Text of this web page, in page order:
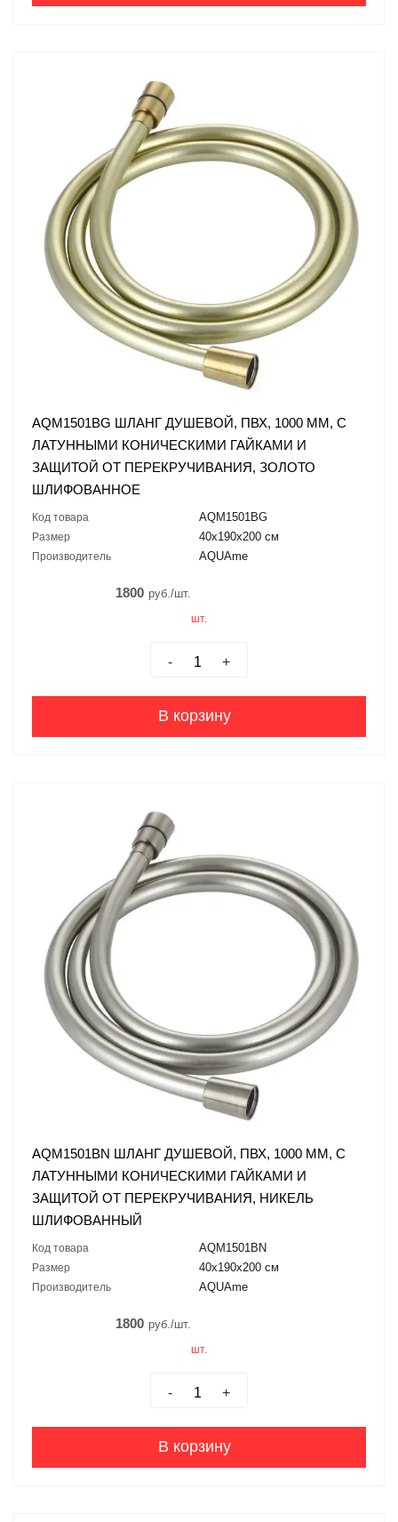
AQM1501BG ШЛАНГ ДУШЕВОЙ, ПВХ, 1000 ММ, С
ЛАТУННЫМИ КОНИЧЕСКИМИ ГАЙКАМИ И
ЗАЩИТОЙ ОТ ПЕРЕКРУЧИВАНИЯ, ЗОЛОТО
ШЛИФОВАННОЕ
Код товара AQM1501BG
Размер 40х190х200 см
Производитель AQUAme
1800 руб./шт.
шт.
- +
В корзину
AQM1501BN ШЛАНГ ДУШЕВОЙ, ПВХ, 1000 ММ, С
ЛАТУННЫМИ КОНИЧЕСКИМИ ГАЙКАМИ И
ЗАЩИТОЙ ОТ ПЕРЕКРУЧИВАНИЯ, НИКЕЛЬ
ШЛИФОВАННЫЙ
Код товара AQM1501BN
Размер 40х190х200 см
Производитель AQUAme
1800 руб./шт.
шт.
- +
В корзину